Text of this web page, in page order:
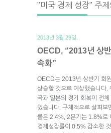
"미국 경제 성장" 주제
2013년 3월 29일.
OECD, “2013년 상
속화”
OECD는 2013년 상반기 회
상승할 것으로 예상했습니다.
국과 일본의 경기 회복이 전
있습니다. 구체적으로 살펴
률은 2.4%, 2분기는 1.8%로
경제성장률이 0.5% 감소한